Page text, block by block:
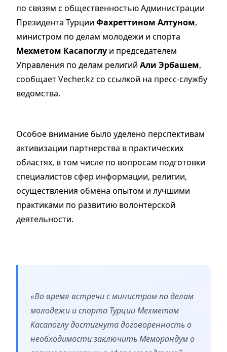
по связям с общественностью Администрации
Президента Турции Фахреттином Алтуном,
министром по делам молодежи и спорта
Мехметом Касапоглу и председателем
Управления по делам религий Али Эрбашем,
сообщает Vecher.kz со ссылкой на пресс-службу
ведомства.
Особое внимание было уделено перспективам
активизации партнерства в практических
областях, в том числе по вопросам подготовки
специалистов сфер информации, религии,
осуществления обмена опытом и лучшими
практиками по развитию волонтерской
деятельности.
«Во время встречи с министром по делам
молодежи и спорта Турции Мехметом
Касапоглу достигнута договоренность о
необходимости заключить Меморандум о